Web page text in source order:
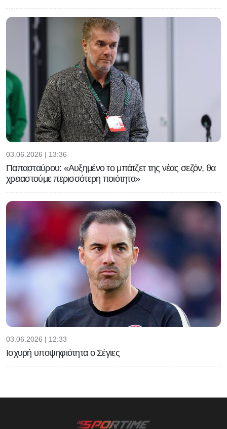
03.06.2026 | 13:36
Παπασταύρου: «Αυξημένο το μπάτζετ της νέας σεζόν, θα
χρειαστούμε περισσότερη ποιότητα»
03.06.2026 | 12:33
Ισχυρή υποψηφιότητα ο Σέγιες